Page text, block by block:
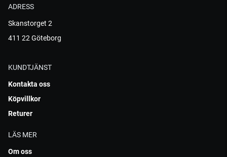
ADRESS
Skanstorget 2
411 22 Göteborg
KUNDTJÄNST
Kontakta oss
Köpvillkor
Returer
LÄS MER
Om oss